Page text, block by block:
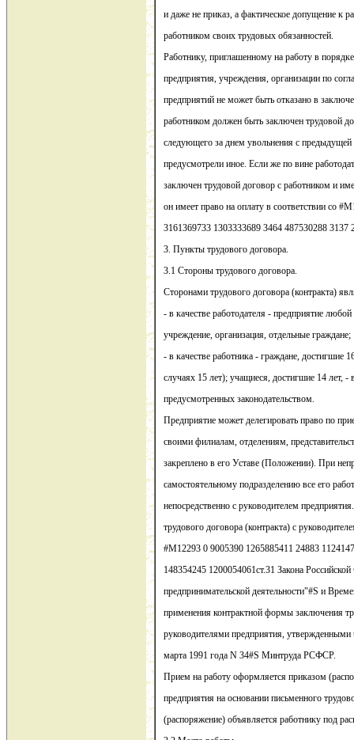
и даже не приказ, а фактическое допущение к
работником своих трудовых обязанностей.
Работнику, приглашенному на работу в
предприятия, учреждения, организации по
предприятий не может быть отказано в
работником должен быть заключен трудовой
следующего за днем увольнения с предыдущей
предусмотрели иное. Если же по вине
заключен трудовой договор с работником и
он имеет право на оплату в соответствии со
3161369733 1303333689 3464 487530288 3137
3. Пункты трудового договора.
3.1 Стороны трудового договора.
Сторонами трудового договора (контракта)
- в качестве работодателя - предприятие
учреждение, организация, отдельные граждане;
- в качестве работника - граждане, достигшие
случаях 15 лет); учащиеся, достигшие 14 лет, -
предусмотренных законодательством.
Предприятие может делегировать право по
своими филиалам, отделениям,
закреплено в его Уставе (Положении). При
самостоятельному подразделению все его
непосредственно с руководителем
трудового договора (контракта) с
#M12293 0 9005390 1265885411 24883
148354245 1200054061ст.31 Закона
предпринимательской деятельности"#S и
применения контрактной формы заключения
руководителями предприятия,
марта 1991 года N 34#S Минтруда РСФСР.
Прием на работу оформляется приказом
предприятия на основании письменного
(распоряжение) объявляется работнику под